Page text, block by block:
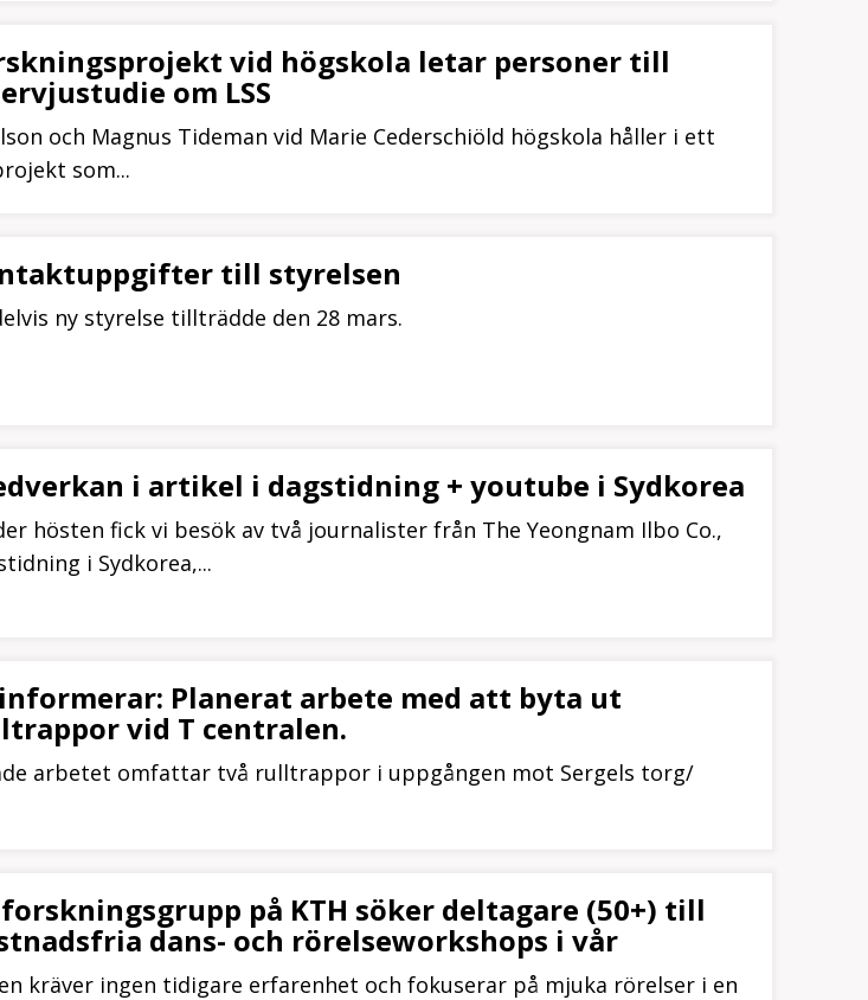
vid högskola letar personer till
om LSS
och Magnus Tideman vid Marie Cederschiöld högskola håller i ett
som...
till styrelsen
ny styrelse tillträdde den 28 mars.
i artikel i dagstidning + youtube i Sydkorea
hösten fick vi besök av två journalister från The Yeongnam Ilbo Co.,
i Sydkorea,...
informerar: Planerat arbete med att byta ut
vid T centralen.
arbetet omfattar två rulltrappor i uppgången mot Sergels torg/
forskningsgrupp på KTH söker deltagare (50+) till
dans- och rörelseworkshops i vår
kräver ingen tidigare erfarenhet och fokuserar på mjuka rörelser i en